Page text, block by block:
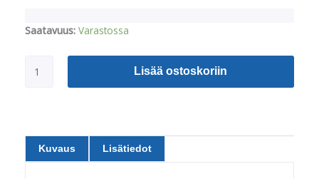
Saatavuus: Varastossa
Traktaatti:
Gospel
One?"
Lisää ostoskoriin
Kuvaus Lisätiedot